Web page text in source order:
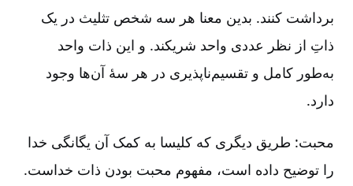
برداشت کنند. بدین معنا هر سه شخص تثلیث در یک
ذاتِ از نظر عددی واحد شریکند. و این ذات واحد
به‌‌‌طور کامل و تقسیم‌ناپذیری در هر سۀ آن‌ها وجود
دارد.
محبت: طریق دیگری که کلیسا به کمک آن یگانگی خدا
را توضیح داده است، مفهوم محبت بودن ذات خداست.